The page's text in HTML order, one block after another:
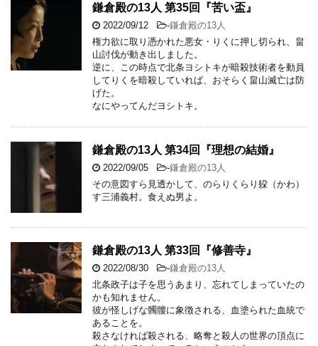
鎌倉殿の13人 第35回『苦い盃』
2022/09/12 -鎌倉殿の13人
権力欲に取り憑かれた悪女・りくに押し切られ、畠
山討伐が動き出しました。
逆に、この時点で北条ヨシトキが暗殺技術者を動員
してりくを暗殺していれば、おそらく畠山滅亡は防
げた。
なにやってんだヨシトキ。
鎌倉殿の13人 第34回『理想の結婚』
2022/09/05 -鎌倉殿の13人
その意図すら見透かして、のらりくらり躱（かわ）
す三浦義村。食えぬ男よ。
鎌倉殿の13人 第33回『修善寺』
2022/08/30 -鎌倉殿の13人
北条政子は子を思うあまり、忘れてしまっていたの
かも知れません。
彼が怪しげな髑髏に象徴される、血塗られた血統で
あることを。
殺さなければ殺される、略奪と殺人の世界の頂点に